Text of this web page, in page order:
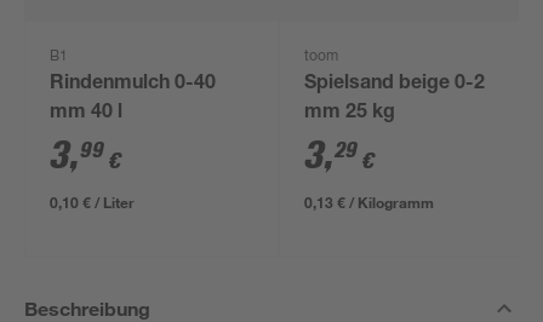
B1
Rindenmulch 0-40
mm 40 l
3,99 €
0,10 € / Liter
toom
Spielsand beige 0-2
mm 25 kg
3,29 €
0,13 € / Kilogramm
Beschreibung